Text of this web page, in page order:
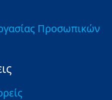
Προσωπικών